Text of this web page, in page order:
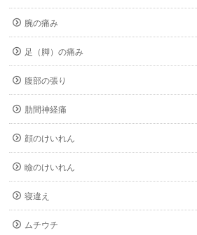
腕の痛み
足（脚）の痛み
腹部の張り
肋間神経痛
顔のけいれん
瞼のけいれん
寝違え
ムチウチ